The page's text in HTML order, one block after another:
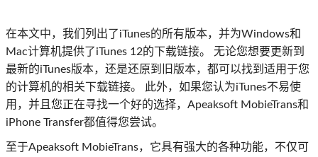
在本文中，我们列出了iTunes的所有版本，并为Windows和
Mac计算机提供了iTunes 12的下载链接。 无论您想要更新到
最新的iTunes版本，还是还原到旧版本，都可以找到适用于您
的计算机的相关下载链接。 此外，如果您认为iTunes不易使
用，并且您正在寻找一个好的选择，Apeaksoft MobieTrans和
iPhone Transfer都值得您尝试。
至于Apeaksoft MobieTrans，它具有强大的各种功能，不仅可